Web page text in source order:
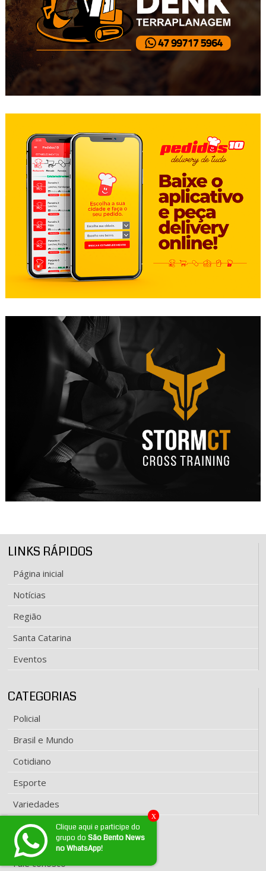
LINKS RÁPIDOS
Página inicial
Notícias
Região
Santa Catarina
Eventos
CATEGORIAS
Policial
Brasil e Mundo
Cotidiano
Esporte
Variedades
EXPEDIENTE
Fale conosco
Clique aqui e participe do
grupo do São Bento News
no WhatsApp!
x